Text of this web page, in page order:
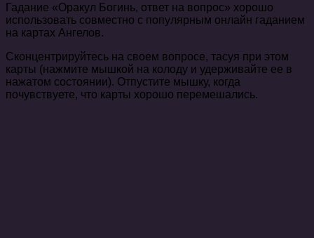
Гадание «Оракул Богинь, ответ на вопрос» хорошо
использовать совместно с популярным онлайн гаданием
на картах Ангелов.
Сконцентрируйтесь на своем вопросе, тасуя при этом
карты (нажмите мышкой на колоду и удерживайте ее в
нажатом состоянии). Отпустите мышку, когда
почувствуете, что карты хорошо перемешались.